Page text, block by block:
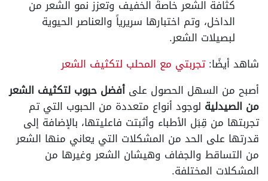
كثافة الشعر خاصةً الخفيف وتعزز نمو الشعر من
الداخل، وتم اختبارها سريرياً والعناصر الحيوية
لبصيلات الشعر.
شاهد أيضًا:تجربتي مع المحلب لتكثيف الشعر
أصبح من السهل الحصول على أفضل حبوب لتكثيف الشعر
من الصيدلية لوجود أنواع متعددة من الحبوب التي تم
تجربتها من قِبَل الأطباء وأثبتت فاعليتها، بالإضافة إلى
قدرتها على الحد من المشكلات التي يعاني منها الشعر
من التساقط والجفاف وهيشان الشعر وغيرها من
المشكلات المختلفة.